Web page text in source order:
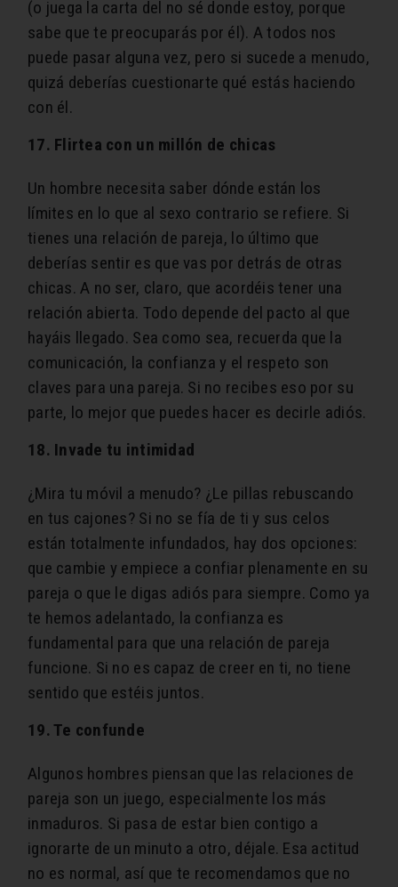
(o juega la carta del no sé donde estoy, porque
sabe que te preocuparás por él). A todos nos
puede pasar alguna vez, pero si sucede a menudo,
quizá deberías cuestionarte qué estás haciendo
con él.
17. Flirtea con un millón de chicas
Un hombre necesita saber dónde están los
límites en lo que al sexo contrario se refiere. Si
tienes una relación de pareja, lo último que
deberías sentir es que vas por detrás de otras
chicas. A no ser, claro, que acordéis tener una
relación abierta. Todo depende del pacto al que
hayáis llegado. Sea como sea, recuerda que la
comunicación, la confianza y el respeto son
claves para una pareja. Si no recibes eso por su
parte, lo mejor que puedes hacer es decirle adiós.
18. Invade tu intimidad
¿Mira tu móvil a menudo? ¿Le pillas rebuscando
en tus cajones? Si no se fía de ti y sus celos
están totalmente infundados, hay dos opciones:
que cambie y empiece a confiar plenamente en su
pareja o que le digas adiós para siempre. Como ya
te hemos adelantado, la confianza es
fundamental para que una relación de pareja
funcione. Si no es capaz de creer en ti, no tiene
sentido que estéis juntos.
19. Te confunde
Algunos hombres piensan que las relaciones de
pareja son un juego, especialmente los más
inmaduros. Si pasa de estar bien contigo a
ignorarte de un minuto a otro, déjale. Esa actitud
no es normal, así que te recomendamos que no